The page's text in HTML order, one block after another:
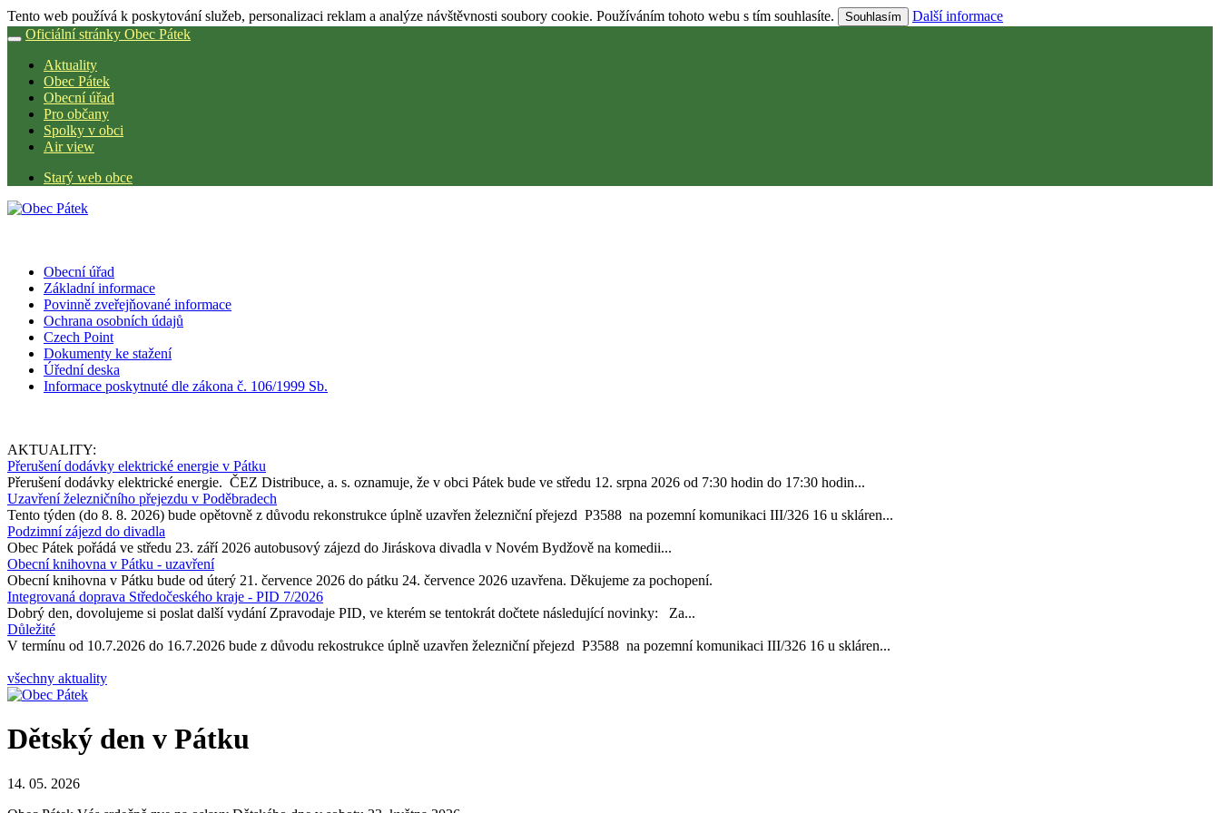
Tento web používá k poskytování služeb, personalizaci reklam a analýze návštěvnosti soubory cookie. Používáním tohoto webu s tím souhlasíte. Souhlasím
Další informace
Oficiální stránky Obec Pátek
Aktuality
Obec Pátek
Obecní úřad
Pro občany
Spolky v obci
Air view
Starý web obce
Obecní úřad
Základní informace
Povinně zveřejňované informace
Ochrana osobních údajů
Czech Point
Dokumenty ke stažení
Úřední deska
Informace poskytnuté dle zákona č. 106/1999 Sb.
AKTUALITY:
Přerušení dodávky elektrické energie v Pátku
Přerušení dodávky elektrické energie. ČEZ Distribuce, a. s. oznamuje, že v obci Pátek bude ve středu 12. srpna 2026 od 7:30 hodin do 17:30 hodin...
Uzavření železničního přejezdu v Poděbradech
Tento týden (do 8. 8. 2026) bude opětovně z důvodu rekonstrukce úplně uzavřen železniční přejezd P3588 na pozemní komunikaci III/326 16 u skláren...
Podzimní zájezd do divadla
Obec Pátek pořádá ve středu 23. září 2026 autobusový zájezd do Jiráskova divadla v Novém Bydžově na komedii...
Obecní knihovna v Pátku - uzavření
Obecní knihovna v Pátku bude od úterý 21. července 2026 do pátku 24. července 2026 uzavřena. Děkujeme za pochopení.
Integrovaná doprava Středočeského kraje - PID 7/2026
Dobrý den, dovolujeme si poslat další vydání Zpravodaje PID, ve kterém se tentokrát dočtete následující novinky: Za...
Důležité
V termínu od 10.7.2026 do 16.7.2026 bude z důvodu rekostrukce úplně uzavřen železniční přejezd P3588 na pozemní komunikaci III/326 16 u skláren...
všechny aktuality
Dětský den v Pátku
14. 05. 2026